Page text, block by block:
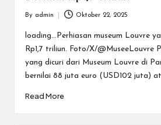
by
By admin Oktober 22, 2025
loading...Perhiasan museum Louvre
Rp1,7 triliun. Foto/X/@MuseeLouvre
yang dicuri dari Museum Louvre di
bernilai 88 juta euro (USD102 juta)
Read More